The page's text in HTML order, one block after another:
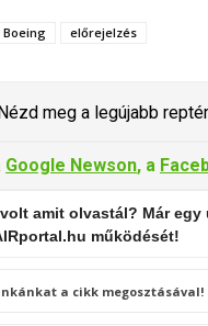
Boeing előrejelzés
meg a legújabb
Google Newson, a
amit olvastál? Már egy
működését!
a cikk megosztásával!